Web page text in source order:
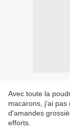
Avec toute la
macarons, j'ai pas
d'amandes
efforts.